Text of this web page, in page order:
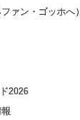
ァン・ゴッホへ）
2026